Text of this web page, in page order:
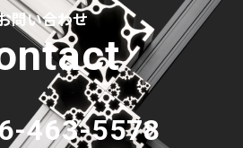
問い合わせ
463-5578